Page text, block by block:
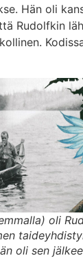
Hän oli
Rudolfkin
oli
oli sen